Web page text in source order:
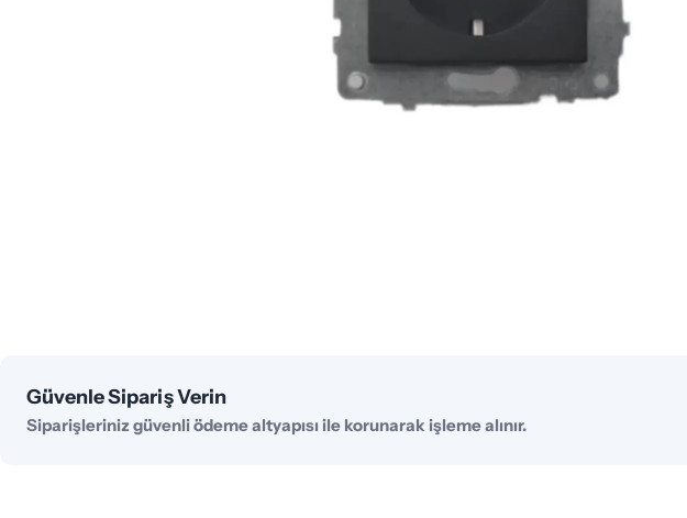
Güvenle Sipariş Verin
Ödeme
yöntemleri
Siparişleriniz güvenli ödeme altyapısı ile korunarak işleme alınır.